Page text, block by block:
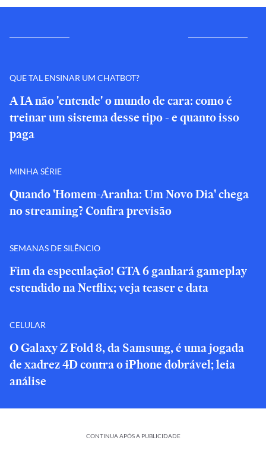
QUE TAL ENSINAR UM CHATBOT?
A IA não 'entende' o mundo de cara: como é
treinar um sistema desse tipo - e quanto isso
paga
MINHA SÉRIE
Quando 'Homem-Aranha: Um Novo Dia' chega
no streaming? Confira previsão
SEMANAS DE SILÊNCIO
Fim da especulação! GTA 6 ganhará gameplay
estendido na Netflix; veja teaser e data
CELULAR
O Galaxy Z Fold 8, da Samsung, é uma jogada
de xadrez 4D contra o iPhone dobrável; leia
análise
CONTINUA APÓS A PUBLICIDADE